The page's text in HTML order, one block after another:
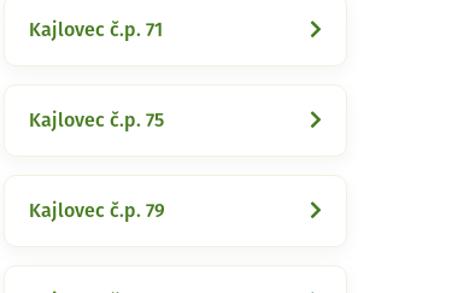
Kajlovec č.p. 71
Kajlovec č.p. 75
Kajlovec č.p. 79